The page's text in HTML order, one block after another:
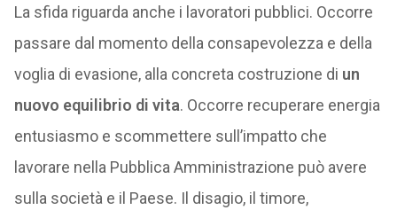
La sfida riguarda anche i lavoratori pubblici. Occorre
passare dal momento della consapevolezza e della
voglia di evasione, alla concreta costruzione di un
nuovo equilibrio di vita. Occorre recuperare energia
entusiasmo e scommettere sull’impatto che
lavorare nella Pubblica Amministrazione può avere
sulla società e il Paese. Il disagio, il timore,